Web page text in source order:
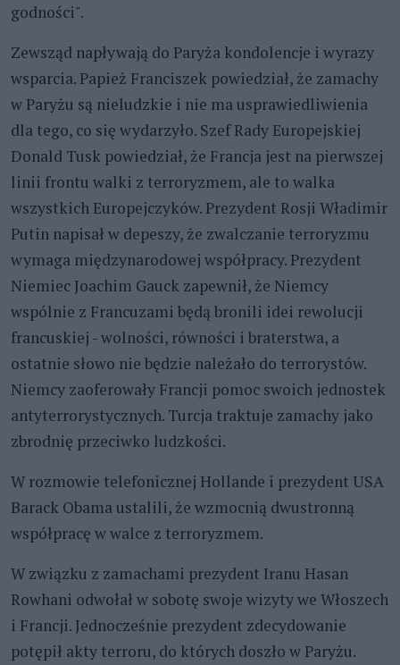
godności".
Zewsząd napływają do Paryża kondolencje i wyrazy
wsparcia. Papież Franciszek powiedział, że zamachy
w Paryżu są nieludzkie i nie ma usprawiedliwienia
dla tego, co się wydarzyło. Szef Rady Europejskiej
Donald Tusk powiedział, że Francja jest na pierwszej
linii frontu walki z terroryzmem, ale to walka
wszystkich Europejczyków. Prezydent Rosji Władimir
Putin napisał w depeszy, że zwalczanie terroryzmu
wymaga międzynarodowej współpracy. Prezydent
Niemiec Joachim Gauck zapewnił, że Niemcy
wspólnie z Francuzami będą bronili idei rewolucji
francuskiej - wolności, równości i braterstwa, a
ostatnie słowo nie będzie należało do terrorystów.
Niemcy zaoferowały Francji pomoc swoich jednostek
antyterrorystycznych. Turcja traktuje zamachy jako
zbrodnię przeciwko ludzkości.
W rozmowie telefonicznej Hollande i prezydent USA
Barack Obama ustalili, że wzmocnią dwustronną
współpracę w walce z terroryzmem.
W związku z zamachami prezydent Iranu Hasan
Rowhani odwołał w sobotę swoje wizyty we Włoszech
i Francji. Jednocześnie prezydent zdecydowanie
potępił akty terroru, do których doszło w Paryżu.